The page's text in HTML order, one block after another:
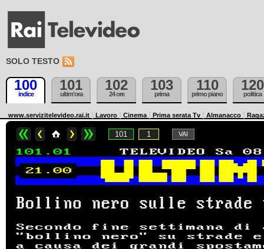
SOLO TESTO
100
indice
101
ultim'ora
102
24 ore
103
prima
110
primo piano
120
politica
www.servizitelevideo.rai.it Lavoro Cinema Prima serata Tv Almanacco